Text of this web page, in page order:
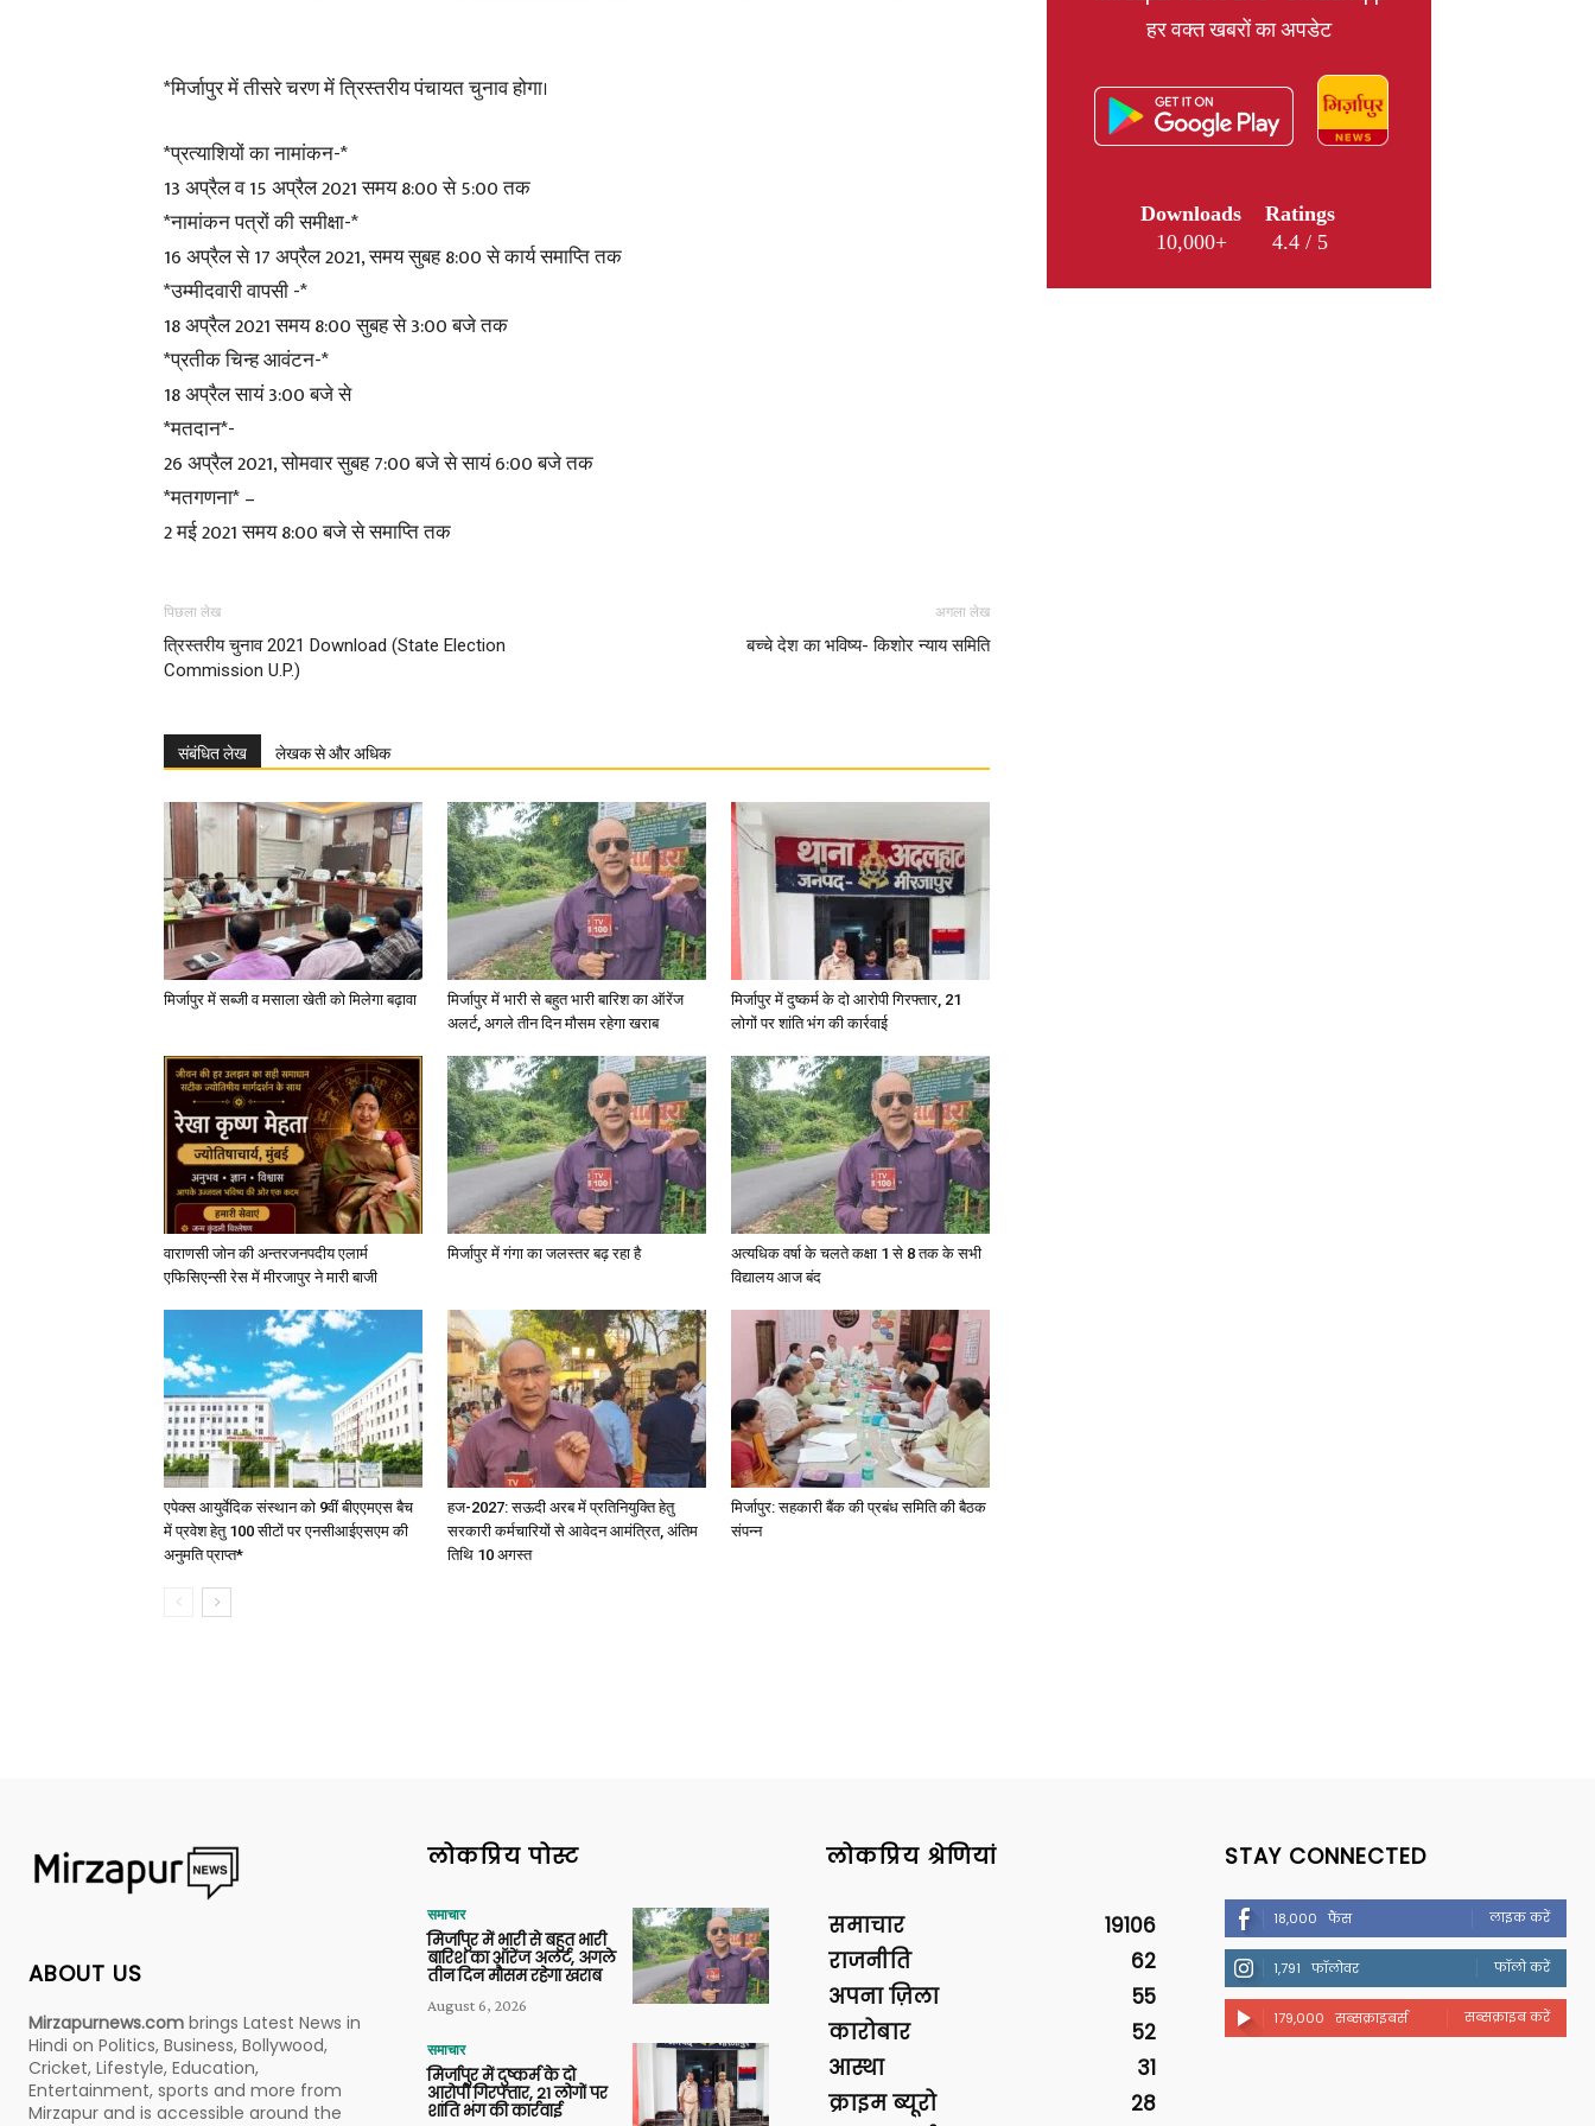
Today
Hindi
News
Paper
*मिर्जापुर में तीसरे चरण में त्रिस्तरीय पंचायत चुनाव होगा।
*प्रत्याशियों का नामांकन-*
13 अप्रैल व 15 अप्रैल 2021 समय 8:00 से 5:00 तक
*नामांकन पत्रों की समीक्षा-*
16 अप्रैल से 17 अप्रैल 2021, समय सुबह 8:00 से कार्य समाप्ति तक
*उम्मीदवारी वापसी -*
18 अप्रैल 2021 समय 8:00 सुबह से 3:00 बजे तक
*प्रतीक चिन्ह आवंटन-*
18 अप्रैल सायं 3:00 बजे से
*मतदान*-
26 अप्रैल 2021, सोमवार सुबह 7:00 बजे से सायं 6:00 बजे तक
*मतगणना* –
2 मई 2021 समय 8:00 बजे से समाप्ति तक
पिछला लेख
त्रिस्तरीय चुनाव 2021 Download (State Election
Commission U.P.)
अगला लेख
बच्चे देश का भविष्य- किशोर न्याय समिति
संबंधित लेख लेखक से और अधिक
मिर्जापुर में सब्जी व मसाला खेती को मिलेगा बढ़ावा
मिर्जापुर में भारी से बहुत भारी बारिश का ऑरेंज
अलर्ट, अगले तीन दिन मौसम रहेगा खराब
मिर्जापुर में दुष्कर्म के दो आरोपी गिरफ्तार, 21
लोगों पर शांति भंग की कार्रवाई
वाराणसी जोन की अन्तरजनपदीय एलार्म
एफिसिएन्सी रेस में मीरजापुर ने मारी बाजी
मिर्जापुर में गंगा का जलस्तर बढ़ रहा है
अत्यधिक वर्षा के चलते कक्षा 1 से 8 तक के सभी
विद्यालय आज बंद
एपेक्स आयुर्वेदिक संस्थान को 9वीं बीएएमएस बैच
में प्रवेश हेतु 100 सीटों पर एनसीआईएसएम की
अनुमति प्राप्त*
हज-2027: सऊदी अरब में प्रतिनियुक्ति हेतु
सरकारी कर्मचारियों से आवेदन आमंत्रित, अंतिम
तिथि 10 अगस्त
मिर्जापुर: सहकारी बैंक की प्रबंध समिति की बैठक
संपन्न
हर वक्त खबरों का अपडेट
Downloads
10,000+
Ratings
4.4 / 5
ABOUT US
Mirzapurnews.com brings Latest News in
Hindi on Politics, Business, Bollywood,
Cricket, Lifestyle, Education,
Entertainment, sports and more from
Mirzapur and is accessible around the
लोकप्रिय पोस्ट
समाचार
मिर्जापुर में भारी से बहुत भारी
बारिश का ऑरेंज अलर्ट, अगले
तीन दिन मौसम रहेगा खराब
August 6, 2026
समाचार
मिर्जापुर में दुष्कर्म के दो
आरोपी गिरफ्तार, 21 लोगों पर
शांति भंग की कार्रवाई
लोकप्रिय श्रेणियां
समाचार
19106
राजनीति
62
अपना ज़िला
55
कारोबार
52
आस्था
31
क्राइम ब्यूरो
28
STAY CONNECTED
18,000 फैंस लाइक करें
1,791 फॉलोवर फॉलो करें
179,000 सब्सक्राइबर्स सब्सक्राइब करें